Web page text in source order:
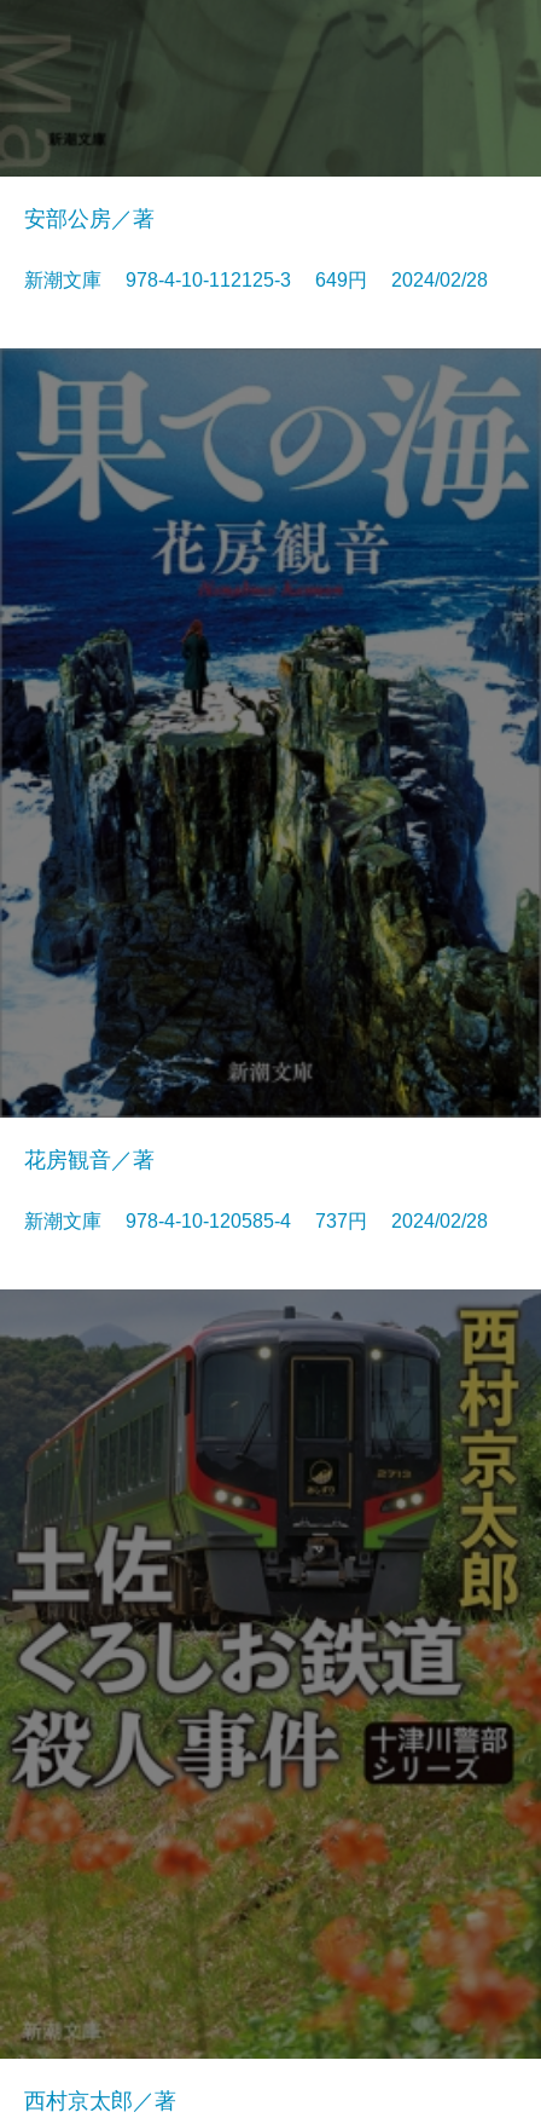
安部公房／著
新潮文庫 978-4-10-112125-3 649円 2024/02/28
花房観音／著
新潮文庫 978-4-10-120585-4 737円 2024/02/28
西村京太郎／著